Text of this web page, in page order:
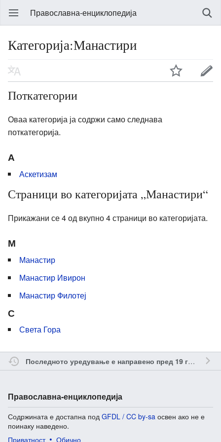
Православна-енциклопедија
Категорија:Манастири
Поткатегории
Оваа категорија ја содржи само следнава
поткатегорија.
А
Аскетизам
Страници во категоријата „Манастири“
Прикажани се 4 од вкупно 4 страници во категоријата.
М
Манастир
Манастир Ивирон
Манастир Филотеј
С
Света Гора
Последното уредување е направено пред 19 години од
Православна-енциклопедија
Содржината е достапна под GFDL / CC by-sa освен ако не е
поинаку наведено.
Приватност
Обично